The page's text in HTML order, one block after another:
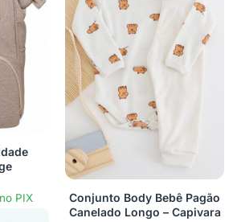
no PIX
Conjunto Body Bebê Pagão
Canelado Longo – Capivara